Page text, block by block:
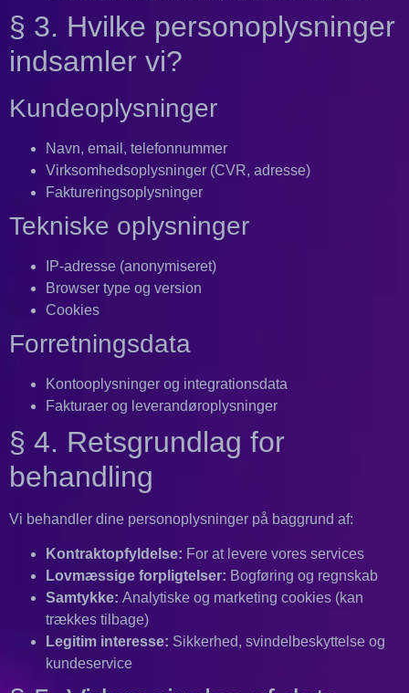
§ 3. Hvilke personoplysninger
indsamler vi?
Kundeoplysninger
Navn, email, telefonnummer
Virksomhedsoplysninger (CVR, adresse)
Faktureringsoplysninger
Tekniske oplysninger
IP-adresse (anonymiseret)
Browser type og version
Cookies
Forretningsdata
Kontooplysninger og integrationsdata
Fakturaer og leverandøroplysninger
§ 4. Retsgrundlag for
behandling
Vi behandler dine personoplysninger på baggrund af:
Kontraktopfyldelse: For at levere vores services
Lovmæssige forpligtelser: Bogføring og regnskab
Samtykke: Analytiske og marketing cookies (kan
trækkes tilbage)
Legitim interesse: Sikkerhed, svindelbeskyttelse og
kundeservice